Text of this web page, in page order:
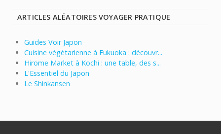
ARTICLES ALÉATOIRES VOYAGER PRATIQUE
Guides Voir Japon
Cuisine végétarienne à Fukuoka : découvr...
Hirome Market à Kochi : une table, des s...
L'Essentiel du Japon
Le Shinkansen